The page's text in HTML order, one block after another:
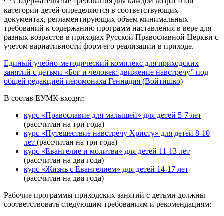
категории детей определяются в соответствующих
документах, регламентирующих объем минимальных
требований к содержанию программ наставления в вере для
разных возрастов в приходах Русской Православной Церкви с
учетом вариативности форм его реализации в приходе.
Единый учебно-методический комплекс для приходских
занятий с детьми «Бог и человек: движение навстречу” под
общей редакцией иеромонаха Геннадия (Войтишко)
В состав ЕУМК входят:
курс «Православие для малышей» для детей 5-7 лет
(рассчитан на три года)
курс «Путешествие навстречу Христу» для детей 8-10
лет (рассчитан на три года)
курс «Евангелие и молитва» для детей 11-13 лет
(рассчитан на два года)
курс «Жизнь с Евангелием» для детей 14-17 лет
(рассчитан на два года)
Рабочие программы приходских занятий с детьми должны
соответствовать следующим требованиям и рекомендациям: